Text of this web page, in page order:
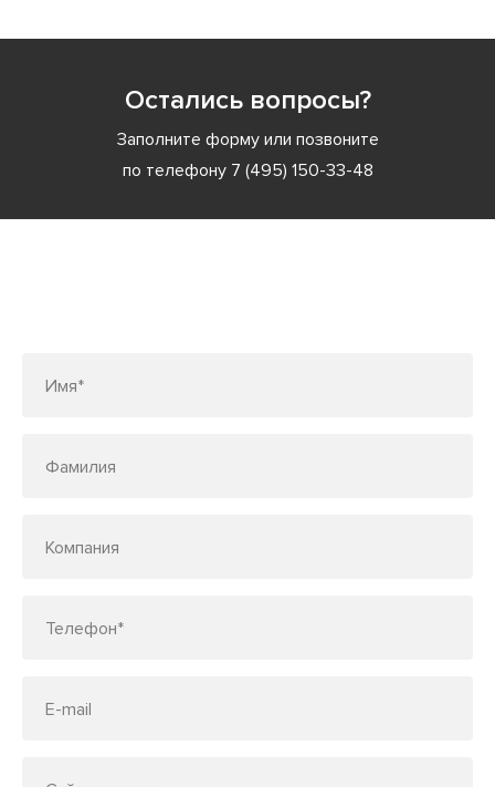
Остались вопросы?
Заполните форму или позвоните
по телефону 7 (495) 150-33-48
Имя*
Фамилия
Компания
Телефон*
E-mail